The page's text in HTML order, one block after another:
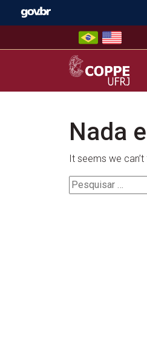
COPPE – UFRJ
Nada
It seems we
Pesquisar
por: